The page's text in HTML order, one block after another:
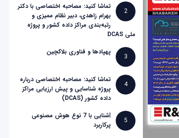
2
تماشا کنید: مصاحبه اختصاصی با دکتر
بهرام زاهدی، دبیر نظام ممیزی و
رتبه‌بندی مراکز داده کشور و پروژه
ملی DCAS
3
پهپادها و فناوری بلاکچین
4
تماشا کنید: مصاحبه اختصاصی درباره
پروژه شناسایی و پیش ارزیابی مراکز
داده کشور (DCAS)
5
آشنایی با 7 نوع هوش مصنوعی
پرکاربرد